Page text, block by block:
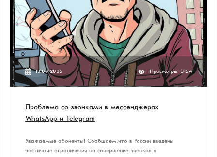
13.08.2025 Просмотры: 3164
Проблема со звонками в мессенджерах
WhatsApp и Telegram
Уважаемые абоненты! Сообщаем, что в России введены
частичные ограничения на совершение звонков в